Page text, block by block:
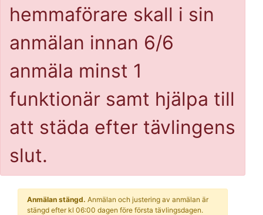
hemmaförare skall i sin
anmälan innan 6/6
anmäla minst 1
funktionär samt hjälpa till
att städa efter tävlingens
slut.
Anmälan stängd. Anmälan och justering av anmälan är
stängd efter kl 06:00 dagen före första tävlingsdagen.